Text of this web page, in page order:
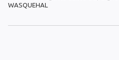
WASQUEHAL